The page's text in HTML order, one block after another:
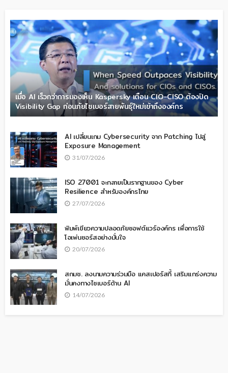
เมื่อ AI เร็วกว่าการมองเห็น Kaspersky เตือน CIO-CISO ต้องปิด
Visibility Gap ก่อนภัยไซเบอร์สายพันธุ์ใหม่เข้าถึงองค์กร
AI เปลี่ยนเกม Cybersecurity จาก Patching ไปสู่
Exposure Management
31/07/2026
ISO 27001 จะกลายเป็นรากฐานของ Cyber
Resilience สำหรับองค์กรไทย
27/07/2026
พิมพ์เขียวความปลอดภัยซอฟต์แวร์องค์กร เพื่อการใช้
โอเพ่นซอร์สอย่างมั่นใจ
20/07/2026
สกมช. ลงนามความร่วมมือ แคสเปอร์สกี้ เสริมแกร่งความ
มั่นคงทางไซเบอร์ด้าน AI
14/07/2026